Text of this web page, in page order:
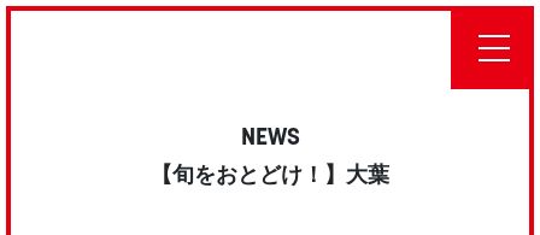
NEWS
【旬をおとどけ！】大葉